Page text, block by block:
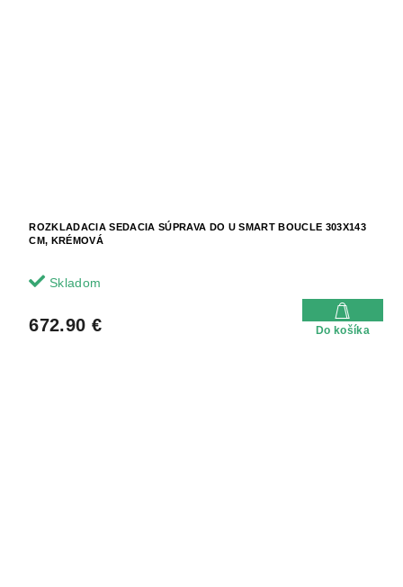
ROZKLADACIA SEDACIA SÚPRAVA DO U SMART BOUCLE 303X143
CM, KRÉMOVÁ
Skladom
672.90 € Do košíka